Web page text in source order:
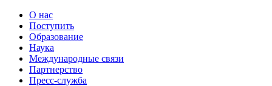
О нас
Поступить
Образование
Наука
Международные связи
Партнерство
Пресс-служба